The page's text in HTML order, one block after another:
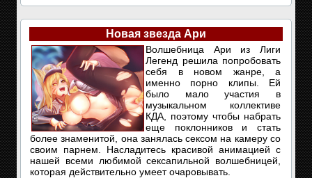
Новая звезда Ари
Волшебница Ари из Лиги
Легенд решила попробовать
себя в новом жанре, а
именно порно клипы. Ей
было мало участия в
музыкальном коллективе
КДА, поэтому чтобы набрать
еще поклонников и стать
более знаменитой, она занялась сексом на камеру со
своим парнем. Насладитесь красивой анимацией с
нашей всеми любимой сексапильной волшебницей,
которая действительно умеет очаровывать.